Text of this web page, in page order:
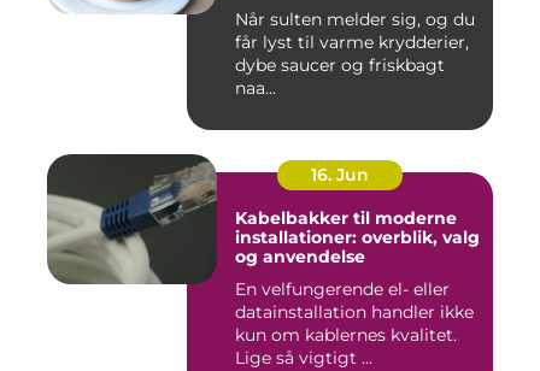
Når sulten melder sig, og du
får lyst til varme krydderier,
dybe saucer og friskbagt
naa...
16. Jun
Kabelbakker til moderne
installationer: overblik, valg
og anvendelse
En velfungerende el- eller
datainstallation handler ikke
kun om kablernes kvalitet.
Lige så vigtigt ...